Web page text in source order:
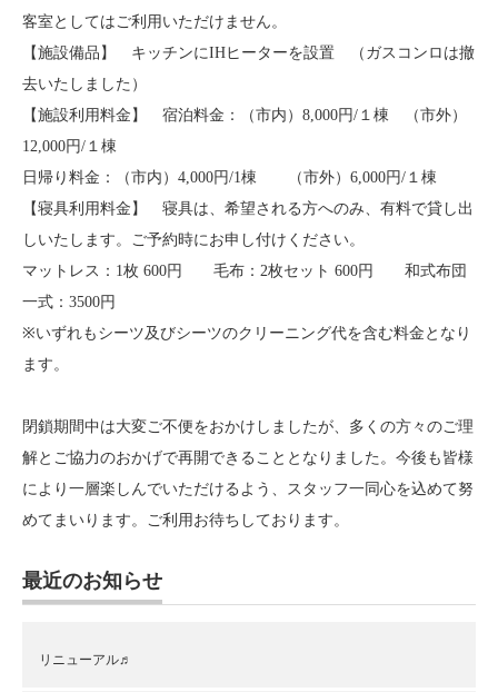
客室としてはご利用いただけません。
【施設備品】 キッチンにIHヒーターを設置 （ガスコンロは撤
去いたしました）
【施設利用料金】 宿泊料金：（市内）8,000円/１棟 （市外）
12,000円/１棟
日帰り料金：（市内）4,000円/1棟 （市外）6,000円/１棟
【寝具利用料金】 寝具は、希望される方へのみ、有料で貸し出
しいたします。ご予約時にお申し付けください。
マットレス：1枚 600円 毛布：2枚セット 600円 和式布団
一式：3500円
※いずれもシーツ及びシーツのクリーニング代を含む料金となり
ます。
閉鎖期間中は大変ご不便をおかけしましたが、多くの方々のご理
解とご協力のおかげで再開できることとなりました。今後も皆様
により一層楽しんでいただけるよう、スタッフ一同心を込めて努
めてまいります。ご利用お待ちしております。
最近のお知らせ
リニューアル♬